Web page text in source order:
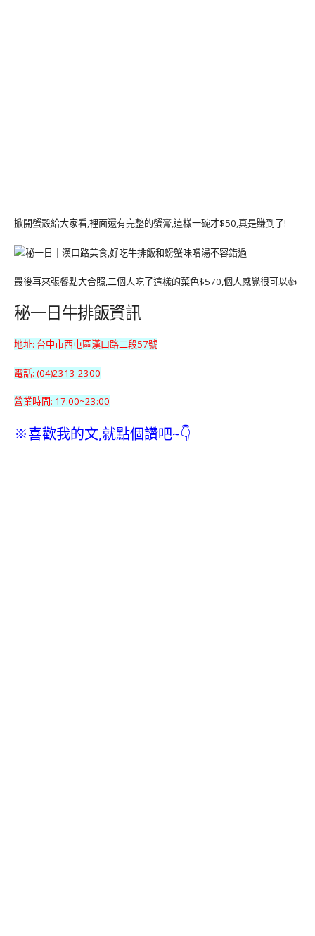
掀開蟹殼給大家看,裡面還有完整的蟹膏,這樣一碗才$50,真是賺到了!
最後再來張餐點大合照,二個人吃了這樣的菜色$570,個人感覺很可以👍
秘一日牛排飯資訊
地址: 台中市西屯區漢口路二段57號
電話: (04)2313-2300
營業時間: 17:00~23:00
※喜歡我的文,就點個讚吧~👇